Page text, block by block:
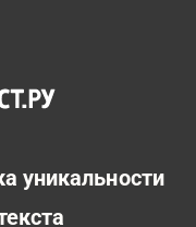
уникальности